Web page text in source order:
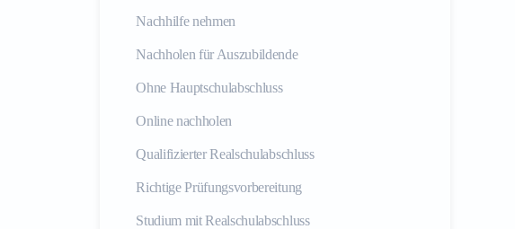
Nachhilfe nehmen
Nachholen für Auszubildende
Ohne Hauptschulabschluss
Online nachholen
Qualifizierter Realschulabschluss
Richtige Prüfungsvorbereitung
Studium mit Realschulabschluss